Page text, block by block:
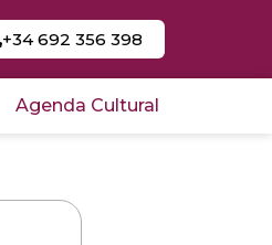
+34 692 356 398
Agenda Cultural